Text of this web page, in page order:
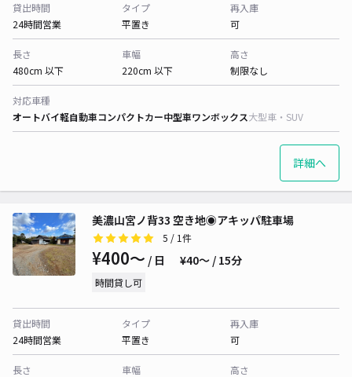
貸出時間
24時間営業
タイプ
平置き
再入庫
可
長さ
480cm 以下
車幅
220cm 以下
高さ
制限なし
対応車種
オートバイ軽自動車コンパクトカー中型車ワンボックス大型車・SUV
詳細へ
美濃山宮ノ背33 空き地◉アキッパ駐車場
5 / 1件
¥400〜 / 日 ¥40〜 / 15分
時間貸し可
貸出時間
24時間営業
タイプ
平置き
再入庫
可
長さ
車幅
高さ